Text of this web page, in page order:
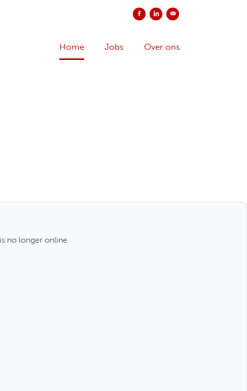
Delen op Facebook
Delen op LinkedIn
Versturen per e-mail
Home Jobs Over ons
no longer online